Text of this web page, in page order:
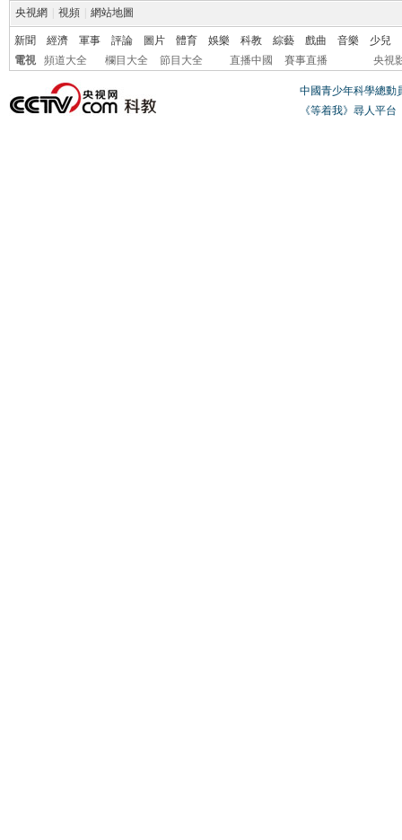
央視網 視頻 網站地圖
新聞 經濟 軍事 評論 圖片 體育 娛樂 科教 綜藝 戲曲 音樂
少兒
電視
頻道大全 欄目大全 節目大全 直播中國 賽事直播 央視
中國青少年科學總動
《等着我》尋人平台